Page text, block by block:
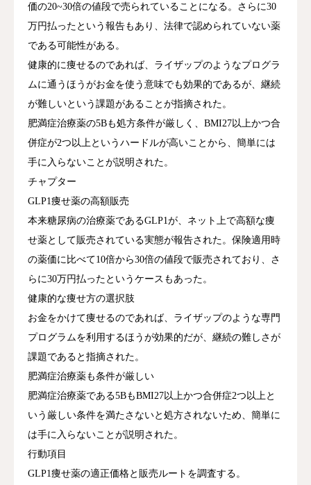
ほとんどが医療の体をなしていないと指摘し
た。ドクターの存在が希薄で、シワが増えた
際に「本当にそれは老化ですか？」という根
本的な疑問を持たずに、すぐにヒアルロン酸
注射などの対症療法に移行してしまう現状を
問題視した。病気が潜んでいて急に老け込ん
だ場合でも、原因を探ることなく「おいくら
です」という話になってしまい、本来の医療
としての機能を果たしていないと述べた。話
者 1は自身の糖尿病の経験を例に挙げ、従来
は一生付き合っていく病気だと思っていた
が、原因を取り除けば改善することがあると
学んだと語った。24時間血糖値を監視する機
械をつけて分析した結果、食事よりも仕事の
ストレスや緊張によって血糖値が上がってい
ることが判明し、食事療法や運動療法だけで
は不十分だったことが分かったと説明した。
現在の医療システムについて、話者 1は長い
待ち時間の後に2-3分の短い診察時間しかな
く、その間もドクターはパソコンに向かって
カルテを入力していることがほとんどだと指
摘した。患者一人を診る時間を極力圧縮しな
いと経営が成り立たないという現実があるた
め、このような状況になってしまうと分析し
た。話者 1は今後の番組で、ドクターが何分
価の20~30倍の値段で売られていることになる。さらに30
万円払ったという報告もあり、法律で認められていない薬
である可能性がある。
健康的に痩せるのであれば、ライザップのようなプログラ
ムに通うほうがお金を使う意味でも効果的であるが、継続
が難しいという課題があることが指摘された。
肥満症治療薬の5Bも処方条件が厳しく、BMI27以上かつ合
併症が2つ以上というハードルが高いことから、簡単には
手に入らないことが説明された。
チャプター
GLP1痩せ薬の高額販売
本来糖尿病の治療薬であるGLP1が、ネット上で高額な痩
せ薬として販売されている実態が報告された。保険適用時
の薬価に比べて10倍から30倍の値段で販売されており、さ
らに30万円払ったというケースもあった。
健康的な痩せ方の選択肢
お金をかけて痩せるのであれば、ライザップのような専門
プログラムを利用するほうが効果的だが、継続の難しさが
課題であると指摘された。
肥満症治療薬も条件が厳しい
肥満症治療薬である5BもBMI27以上かつ合併症2つ以上と
いう厳しい条件を満たさないと処方されないため、簡単に
は手に入らないことが説明された。
行動項目
GLP1痩せ薬の適正価格と販売ルートを調査する。